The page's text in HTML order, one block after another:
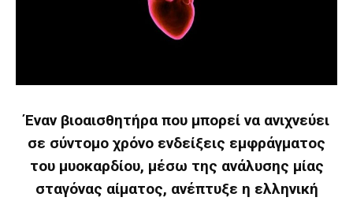
Έναν βιοαισθητήρα που μπορεί να ανιχνεύει
σε σύντομο χρόνο ενδείξεις εμφράγματος
του μυοκαρδίου, μέσω της ανάλυσης μίας
σταγόνας αίματος, ανέπτυξε η ελληνική